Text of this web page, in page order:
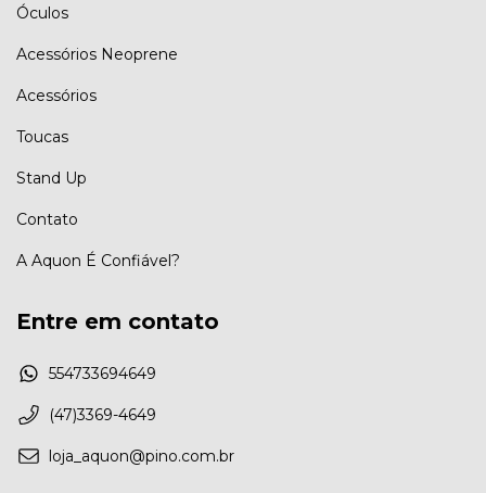
Óculos
Acessórios Neoprene
Acessórios
Toucas
Stand Up
Contato
A Aquon É Confiável?
Entre em contato
554733694649
(47)3369-4649
loja_aquon@pino.com.br